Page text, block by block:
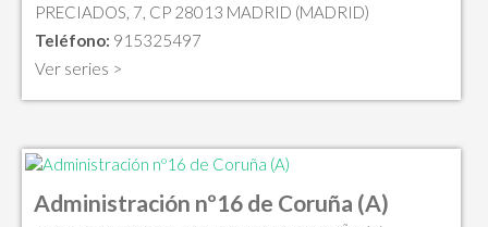
PRECIADOS, 7, CP 28013 MADRID (MADRID)
Teléfono: 915325497
Ver series >
Administración nº16 de Coruña (A)